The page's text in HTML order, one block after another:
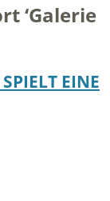
‘Galerie
EINE